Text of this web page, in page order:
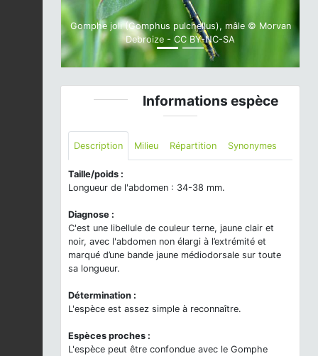
Gomphe joli (Gomphus pulchellus), mâle © Morvan
Debroize - CC BY-NC-SA
Informations espèce
Description Milieu Répartition Synonymes
Taille/poids :
Longueur de l'abdomen : 34-38 mm.
Diagnose :
C'est une libellule de couleur terne, jaune clair et
noir, avec l'abdomen non élargi à l’extrémité et
marqué d’une bande jaune médiodorsale sur toute
sa longueur.
Détermination :
L'espèce est assez simple à reconnaître.
Espèces proches :
L'espèce peut être confondue avec le Gomphe